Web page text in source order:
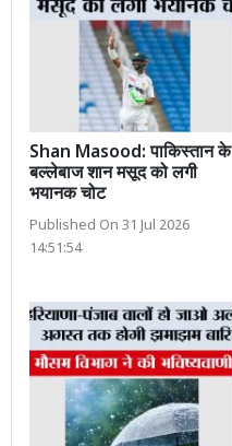
Shan Masood: पाकिस्तान के
बल्लेबाज शान मसूद को लगी
भयानक चोट
Published On 31 Jul 2026
14:51:54